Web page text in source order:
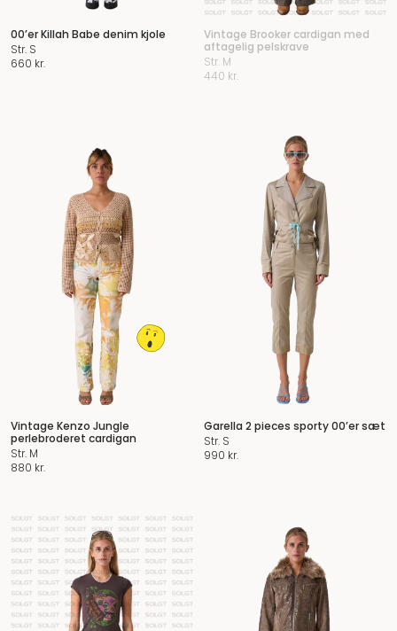
00’er Killah Babe denim kjole
Str. S
660 kr.
Vintage Brooker cardigan med
aftagelig pelskrave
Str. M
440 kr.
Vintage Kenzo Jungle
perlebroderet cardigan
Str. M
880 kr.
Garella 2 pieces sporty 00’er sæt
Str. S
990 kr.